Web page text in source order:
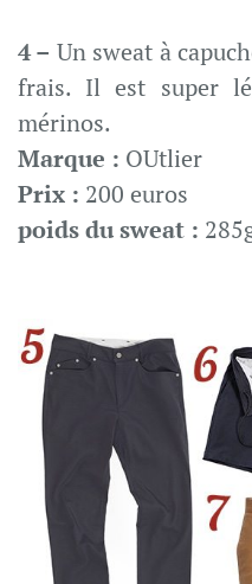
4 – Un sweat à
frais. Il est super
mérinos.
Marque : OUtlier
Prix : 200 euros
poids du sweat :